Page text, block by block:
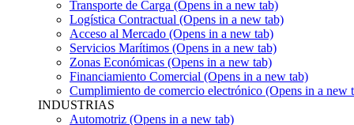
Transporte de Carga (Opens in a new tab)
Logística Contractual (Opens in a new tab)
Acceso al Mercado (Opens in a new tab)
Servicios Marítimos (Opens in a new tab)
Zonas Económicas (Opens in a new tab)
Financiamiento Comercial (Opens in a new tab)
Cumplimiento de comercio electrónico (Opens in a new
INDUSTRIAS
Automotriz (Opens in a new tab)